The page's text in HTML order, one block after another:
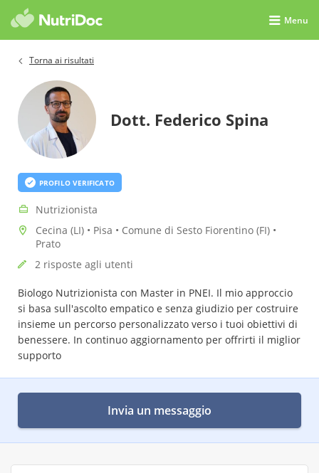
Menu
Torna ai risultati
Dott. Federico Spina
PROFILO VERIFICATO
Nutrizionista
Cecina (LI) • Pisa • Comune di Sesto Fiorentino (FI) •
Prato
2 risposte agli utenti
Biologo Nutrizionista con Master in PNEI. Il mio approccio
si basa sull'ascolto empatico e senza giudizio per costruire
insieme un percorso personalizzato verso i tuoi obiettivi di
benessere. In continuo aggiornamento per offrirti il miglior
supporto
Invia un messaggio